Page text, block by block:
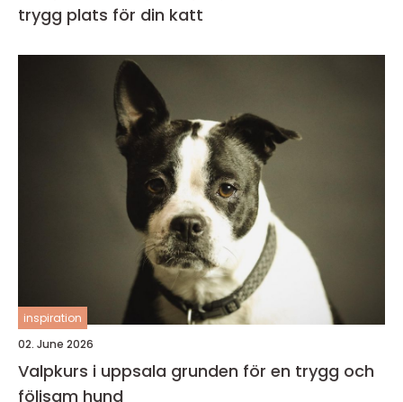
trygg plats för din katt
inspiration
02. June 2026
Valpkurs i uppsala grunden för en trygg och
följsam hund